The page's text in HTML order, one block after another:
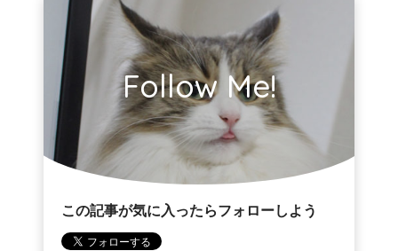
Follow Me!
この記事が気に入ったらフォローしよう